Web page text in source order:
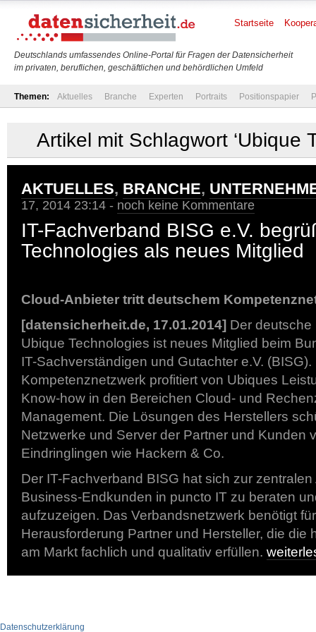
Deutschlands umfassendes Online-Portal für Fragen der Datensicherheit
im privaten, beruflichen, geschäftlichen und behördlichen Umfeld
Startseite
Themen: Aktuelles Branche Experten Portraits Positionspapier
Artikel mit Schlagwort ‘Ubique
AKTUELLES, BRANCHE,
17, 2014 23:14 - noch keine Kommentare
IT-Fachverband BISG e.V.
Technologies als neues Mitglied
Cloud-Anbieter tritt deutschem
[datensicherheit.de, 17.01.2014] Der deutsche
Ubique Technologies ist neues Mitglied beim
IT-Sachverständigen und Gutachter e.V. (BISG).
Kompetenznetzwerk profitiert von Ubiques
Know-how in den Bereichen Cloud- und
Management. Die Lösungen des Herstellers
Netzwerke und Server der Partner und Kunden
Eindringlingen wie Hackern & Co.
Der IT-Fachverband BISG hat sich zur
Business-Endkunden in puncto IT zu beraten
aufzuzeigen. Das Verbandsnetzwerk benötigt
Herausforderung Partner und Hersteller, die die
am Markt fachlich und qualitativ erfüllen.
Datenschutzerklärung